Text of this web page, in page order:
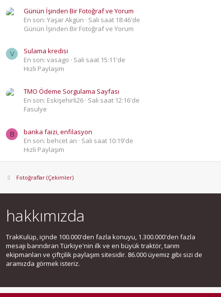
Günün İşinden Bir Fotoğraf ve Yorum
En son: Yaşar Akgün
Salı saat 18:46'de
Günün İşinden Bir Fotoğraf ve Yorum
V
Sulama kredisi
En son: vasago
Salı saat 15:11'de
Hızlı Paylaşım
TMO Ödeme Sorgulama Sayfası
En son: Eskişehirli26 Salı saat 12:16'de
Fasulye
B
banka faizi, enfilasyon
En son: behcet arı
Salı saat 10:19'de
Hızlı Paylaşım
Fotoğraflar (Çekimler)
hakkımızda
TrakKulüp, içinde 100.000'den fazla konuyu, 1.300.000'den fazla
mesajı barındıran Türkiye'nin ilk ve en büyük traktör, tarım
ekipmanları ve çiftçilik paylaşım sitesidir. 86.000 üyemiz gibi sizi de
aramızda görmek isteriz.